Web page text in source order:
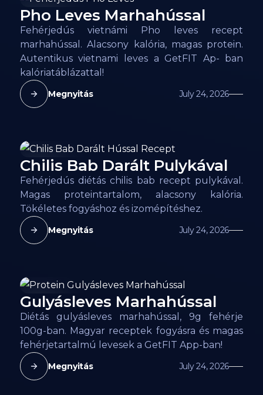
68kcal
Pho Leves Marhahússal
Fehérjedús vietnámi Pho leves recept
marhahússal. Alacsony kalória, magas protein.
Autentikus vietnami leves a GetFIT Ap- ban
kalóriatáblázattal!
Megnyitás July 24, 2026
92kcal
Chilis Bab Darált Pulykával
Fehérjedús diétás chilis bab recept pulykával.
Magas proteintartalom, alacsony kalória.
Tökéletes fogyáshoz és izomépítéshez.
Megnyitás July 24, 2026
58kcal
Gulyásleves Marhahússal
Diétás gulyásleves marhahússal, 9g fehérje
100g-ban. Magyar receptek fogyásra és magas
fehérjetartalmú levesek a GetFIT App-ban!
Megnyitás July 24, 2026